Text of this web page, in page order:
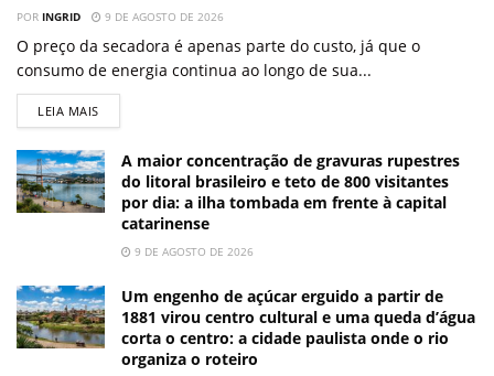
POR INGRID 9 DE AGOSTO DE 2026
O preço da secadora é apenas parte do custo, já que o
consumo de energia continua ao longo de sua...
LEIA MAIS
A maior concentração de gravuras rupestres
do litoral brasileiro e teto de 800 visitantes
por dia: a ilha tombada em frente à capital
catarinense
9 DE AGOSTO DE 2026
Um engenho de açúcar erguido a partir de
1881 virou centro cultural e uma queda d’água
corta o centro: a cidade paulista onde o rio
organiza o roteiro